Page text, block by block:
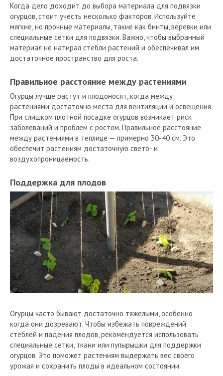
Когда дело доходит до выбора материала для подвязки
огурцов, стоит учесть несколько факторов. Используйте
мягкие, но прочные материалы, такие как бинты, веревки или
специальные сетки для подвязки. Важно, чтобы выбранный
материал не натирал стебли растений и обеспечивал им
достаточное пространство для роста.
Правильное расстояние между растениями
Огурцы лучше растут и плодоносят, когда между
растениями достаточно места для вентиляции и освещения.
При слишком плотной посадке огурцов возникает риск
заболеваний и проблем с ростом. Правильное расстояние
между растениями в теплице — примерно 30-40 см. Это
обеспечит растениям достаточную свето- и
воздухопроницаемость.
Поддержка для плодов
Огурцы часто бывают достаточно тяжелыми, особенно
когда они дозревают. Чтобы избежать повреждений
стеблей и падения плодов, рекомендуется использовать
специальные сетки, ткани или пупырышки для поддержки
огурцов. Это поможет растениям выдержать вес своего
урожая и сохранить плоды в идеальном состоянии.